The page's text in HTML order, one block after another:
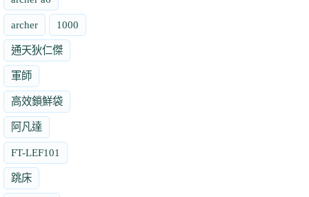
archer 1000
通天狄仁傑
軍師
高效鎖鮮袋
阿凡達
FT-LEF101
跳床